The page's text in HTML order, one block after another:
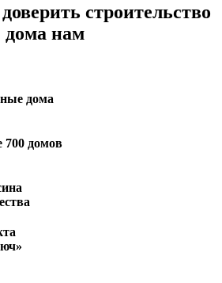
строительство
дома нам
дома
700 домов